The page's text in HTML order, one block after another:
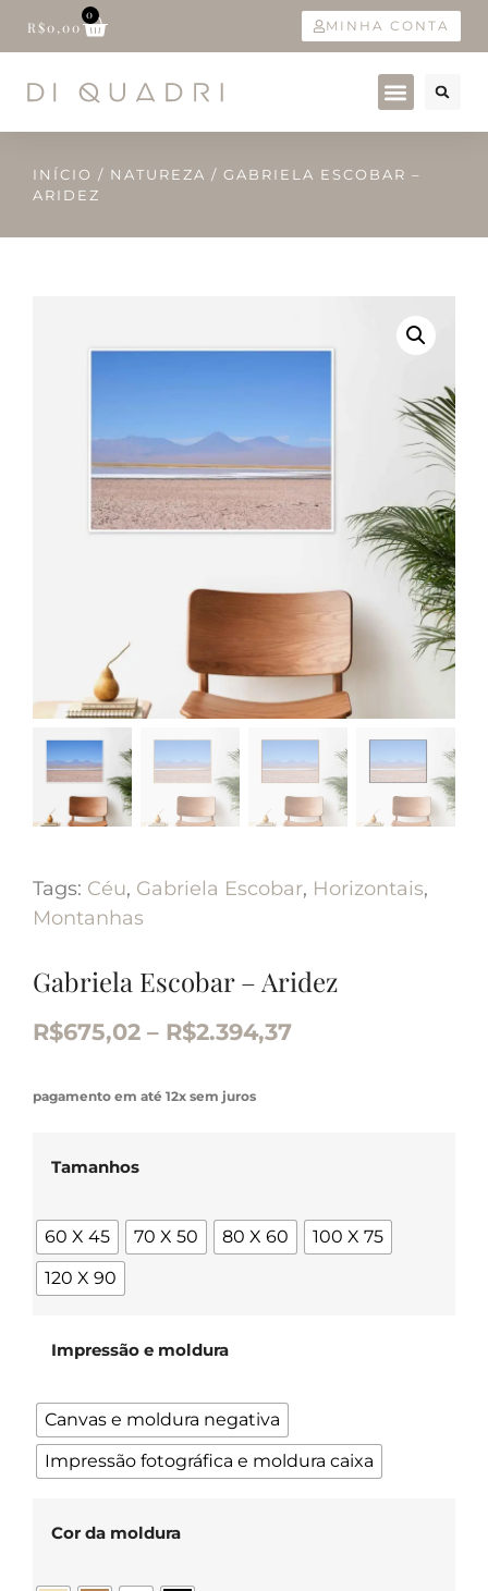
R$0,00
0
MINHA CONTA
INÍCIO / NATUREZA / GABRIELA ESCOBAR –
ARIDEZ
Tags: Céu, Gabriela Escobar, Horizontais,
Montanhas
Gabriela Escobar – Aridez
R$675,02 – R$2.394,37
pagamento em até 12x sem juros
Tamanhos
60 X 45 70 X 50 80 X 60
100 X 75
120 X 90
Impressão e moldura
Canvas e moldura negativa
Impressão fotográfica e moldura caixa
Cor da moldura